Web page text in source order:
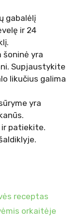
gabalėlį
ir 24
šoninė yra
Supjaustykite
likučius galima
yra
patiekite.
receptas
orkaitėje